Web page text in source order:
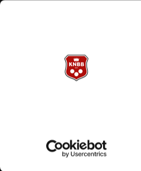
Koninklijke
Archimedesbaan 7